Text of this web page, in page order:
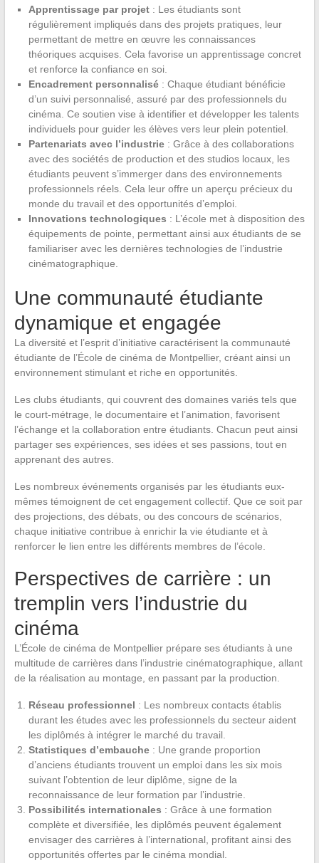
Apprentissage par projet: Les étudiants sont
régulièrement impliqués dans des projets pratiques, leur
permettant de mettre en œuvre les connaissances
théoriques acquises. Cela favorise un apprentissage concret
et renforce la confiance en soi.
Encadrement personnalisé: Chaque étudiant bénéficie
d’un suivi personnalisé, assuré par des professionnels du
cinéma. Ce soutien vise à identifier et développer les talents
individuels pour guider les élèves vers leur plein potentiel.
Partenariats avec l’industrie: Grâce à des collaborations
avec des sociétés de production et des studios locaux, les
étudiants peuvent s’immerger dans des environnements
professionnels réels. Cela leur offre un aperçu précieux du
monde du travail et des opportunités d’emploi.
Innovations technologiques : L’école met à disposition des
équipements de pointe, permettant ainsi aux étudiants de se
familiariser avec les dernières technologies de l’industrie
cinématographique.
Une communauté étudiante
dynamique et engagée
La diversité et l’esprit d’initiative caractérisent la communauté
étudiante de l’École de cinéma de Montpellier, créant ainsi un
environnement stimulant et riche en opportunités.
Les clubs étudiants, qui couvrent des domaines variés tels que
le court-métrage, le documentaire et l’animation, favorisent
l’échange et la collaboration entre étudiants. Chacun peut ainsi
partager ses expériences, ses idées et ses passions, tout en
apprenant des autres.
Les nombreux événements organisés par les étudiants eux-
mêmes témoignent de cet engagement collectif. Que ce soit par
des projections, des débats, ou des concours de scénarios,
chaque initiative contribue à enrichir la vie étudiante et à
renforcer le lien entre les différents membres de l’école.
Perspectives de carrière : un
tremplin vers l’industrie du
cinéma
L’École de cinéma de Montpellier prépare ses étudiants à une
multitude de carrières dans l’industrie cinématographique, allant
de la réalisation au montage, en passant par la production.
Réseau professionnel : Les nombreux contacts établis
durant les études avec les professionnels du secteur aident
les diplômés à intégrer le marché du travail.
Statistiques d’embauche: Une grande proportion
d’anciens étudiants trouvent un emploi dans les six mois
suivant l’obtention de leur diplôme, signe de la
reconnaissance de leur formation par l’industrie.
Possibilités internationales : Grâce à une formation
complète et diversifiée, les diplômés peuvent également
envisager des carrières à l’international, profitant ainsi des
opportunités offertes par le cinéma mondial.